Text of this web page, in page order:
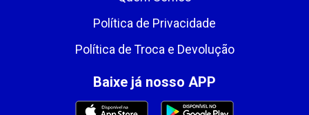
Política de Privacidade
Política de Troca e Devolução
Baixe já nosso APP